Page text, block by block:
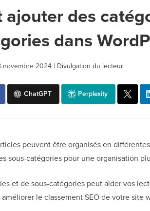
ajouter des
dans
novembre 2024 | Divulgation du lecteur
ChatGPT Perplexity
peuvent être organisés en
sous-catégories pour une organisation
et de sous-catégories peut aider vos
le classement SEO de votre site